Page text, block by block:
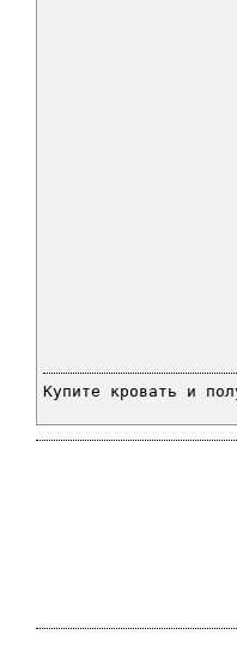
Купите кровать и